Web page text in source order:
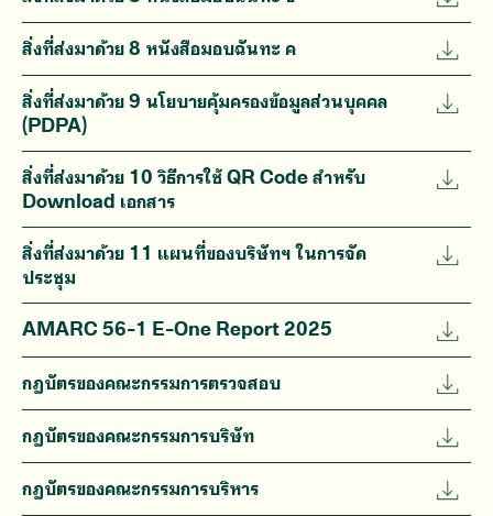
สิ่งที่ส่งมาด้วย 8 หนังสือมอบฉันทะ ค
สิ่งที่ส่งมาด้วย 9 นโยบายคุ้มครองข้อมูลส่วนบุคคล
(PDPA)
สิ่งที่ส่งมาด้วย 10 วิธีการใช้ QR Code สำหรับ
Download เอกสาร
สิ่งที่ส่งมาด้วย 11 แผนที่ของบริษัทฯ ในการจัด
ประชุม
AMARC 56-1 E-One Report 2025
กฎบัตรของคณะกรรมการตรวจสอบ
กฎบัตรของคณะกรรมการบริษัท
กฎบัตรของคณะกรรมการบริหาร